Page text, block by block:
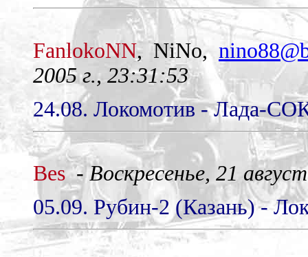
FanlokoNN, NiNo,
2005 г., 23:31:53
24.08. Локомотив - Лада-
Bes-Воскресенье, 21
05.09. Рубин-2 (Казань) -